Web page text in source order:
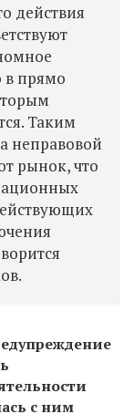
действия
в прямо
Таким
неправовой
рынок, что
с ним